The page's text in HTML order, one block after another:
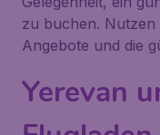
zu buchen. Nutzen
Angebote und die
Yerevan